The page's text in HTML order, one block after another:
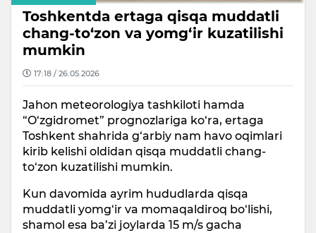
Toshkentda ertaga qisqa muddatli
chang-to‘zon va yomg‘ir kuzatilishi
mumkin
17:18 / 26.05.2026
Jahon meteorologiya tashkiloti hamda
“O‘zgidromet” prognozlariga ko‘ra, ertaga
Toshkent shahrida g‘arbiy nam havo oqimlari
kirib kelishi oldidan qisqa muddatli chang-
to‘zon kuzatilishi mumkin.
Kun davomida ayrim hududlarda qisqa
muddatli yomg‘ir va momaqaldiroq bo‘lishi,
shamol esa ba’zi joylarda 15 m/s gacha